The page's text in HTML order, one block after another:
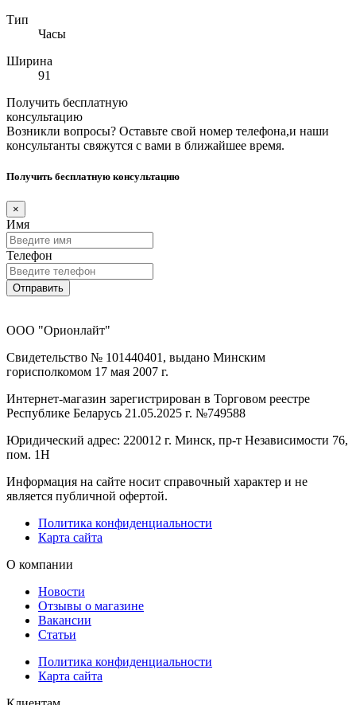
Тип
Часы
Ширина
91
Получить бесплатную
консультацию
Возникли вопросы? Оставьте свой номер телефона,и наши
консультанты свяжутся с вами в ближайшее время.
Получить бесплатную консультацию
×
Имя
Телефон
Отправить
ООО "Орионлайт"
Свидетельство № 101440401, выдано Минским
горисполкомом 17 мая 2007 г.
Интернет-магазин зарегистрирован в Торговом реестре
Республике Беларусь 21.05.2025 г. №749588
Юридический адрес: 220012 г. Минск, пр-т Независимости 76,
пом. 1Н
Информация на сайте носит справочный характер и не
является публичной офертой.
Политика конфиденциальности
Карта сайта
О компании
Новости
Отзывы о магазине
Вакансии
Статьи
Политика конфиденциальности
Карта сайта